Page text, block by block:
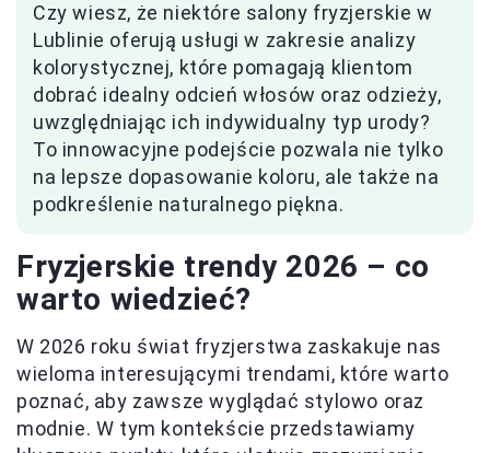
Czy wiesz, że niektóre salony fryzjerskie w
Lublinie oferują usługi w zakresie analizy
kolorystycznej, które pomagają klientom
dobrać idealny odcień włosów oraz odzieży,
uwzględniając ich indywidualny typ urody?
To innowacyjne podejście pozwala nie tylko
na lepsze dopasowanie koloru, ale także na
podkreślenie naturalnego piękna.
Fryzjerskie trendy 2026 – co
warto wiedzieć?
W 2026 roku świat fryzjerstwa zaskakuje nas
wieloma interesującymi trendami, które warto
poznać, aby zawsze wyglądać stylowo oraz
modnie. W tym kontekście przedstawiamy